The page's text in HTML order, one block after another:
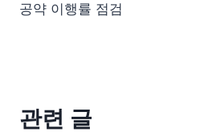
공약 이행률 점검
관련 글